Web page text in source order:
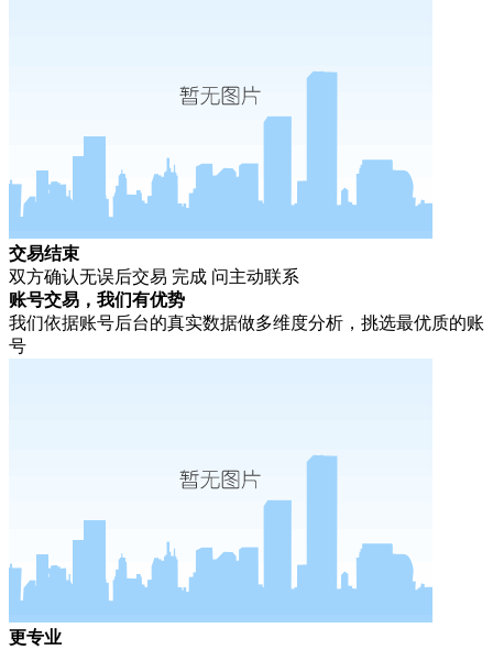
交易结束
双方确认无误后交易 完成 问主动联系
账号交易，我们有优势
我们依据账号后台的真实数据做多维度分析，挑选最优质的账
号
更专业